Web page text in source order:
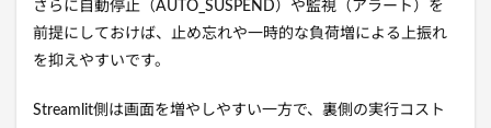
さらに自動停止（AUTO_SUSPEND）や監視（アラート）を
前提にしておけば、止め忘れや一時的な負荷増による上振れ
を抑えやすいです。
Streamlit側は画面を増やしやすい一方で、裏側の実行コスト